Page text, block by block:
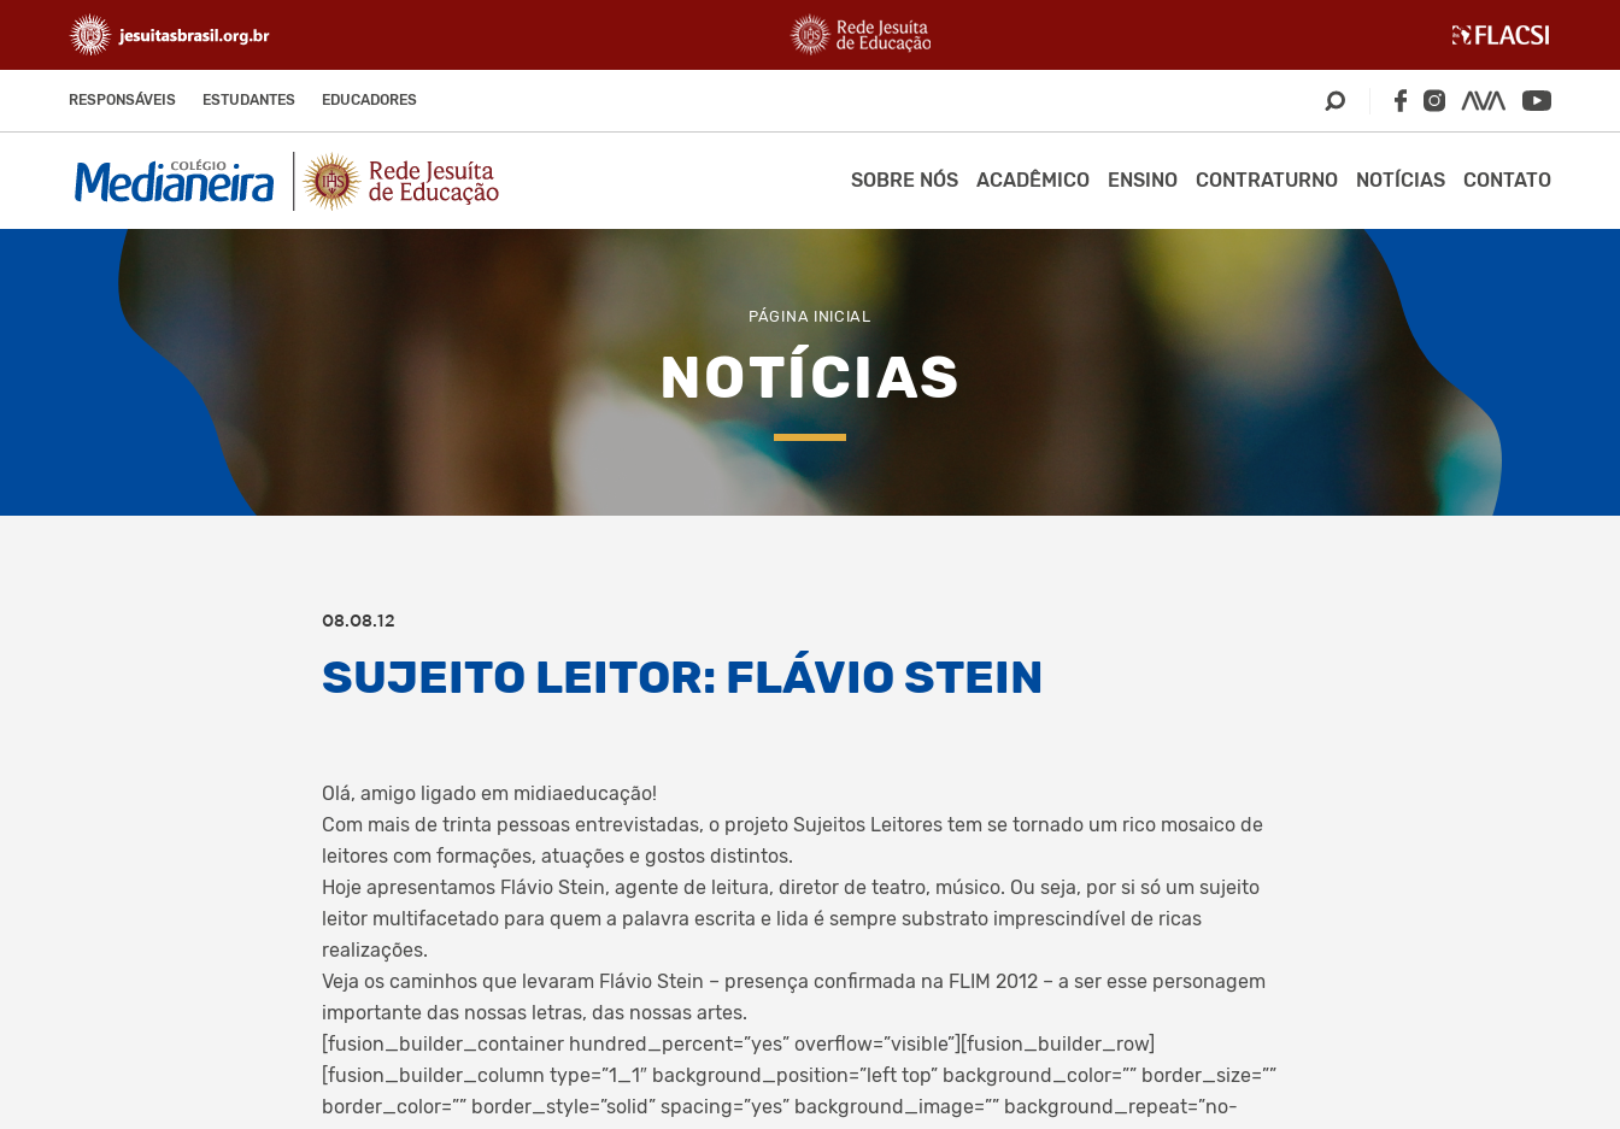
RESPONSÁVEIS ESTUDANTES EDUCADORES
SOBRE NÓS ACADÊMICO ENSINO CONTRATURNO NOTÍCIAS CONTATO
PÁGINA INICIAL
NOTÍCIAS
08.08.12
SUJEITO LEITOR: FLÁVIO STEIN
Olá, amigo ligado em midiaeducação!
Com mais de trinta pessoas entrevistadas, o projeto Sujeitos Leitores tem se tornado um rico mosaico de
leitores com formações, atuações e gostos distintos.
Hoje apresentamos Flávio Stein, agente de leitura, diretor de teatro, músico. Ou seja, por si só um sujeito
leitor multifacetado para quem a palavra escrita e lida é sempre substrato imprescindível de ricas
realizações.
Veja os caminhos que levaram Flávio Stein – presença confirmada na FLIM 2012 – a ser esse personagem
importante das nossas letras, das nossas artes.
[fusion_builder_container hundred_percent=”yes” overflow=”visible”][fusion_builder_row]
[fusion_builder_column type=”1_1″ background_position=”left top” background_color=”” border_size=””
border_color=”” border_style=”solid” spacing=”yes” background_image=”” background_repeat=”no-